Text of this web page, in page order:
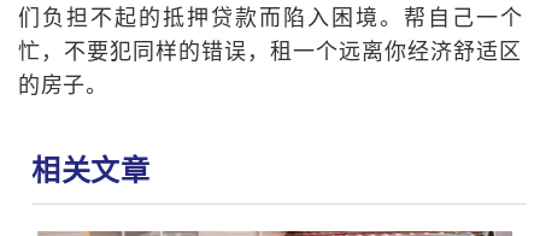
们负担不起的抵押贷款而陷入困境。帮自己一个
忙，不要犯同样的错误，租一个远离你经济舒适区
的房子。
相关文章